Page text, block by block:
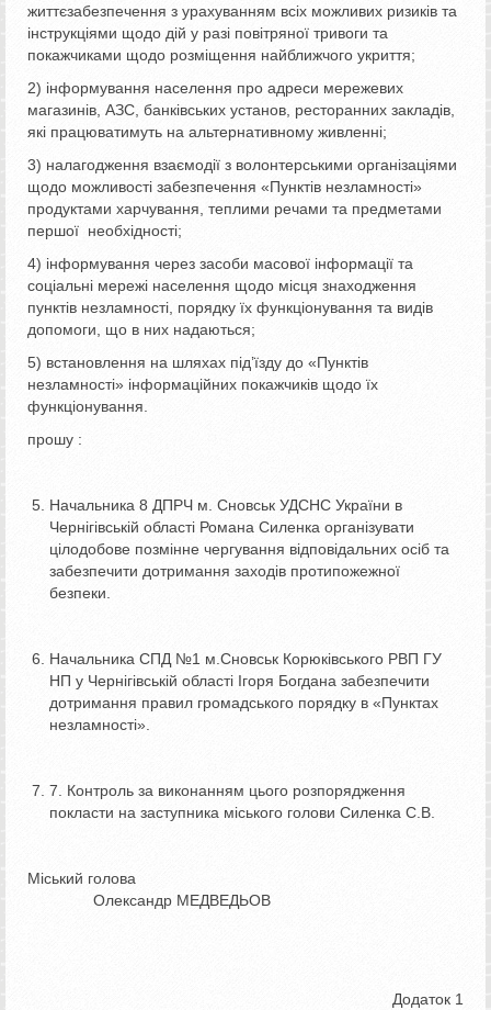
життєзабезпечення з урахуванням всіх можливих ризиків та
інструкціями щодо дій у разі повітряної тривоги та
покажчиками щодо розміщення найближчого укриття;
2) інформування населення про адреси мережевих
магазинів, АЗС, банківських установ, ресторанних закладів,
які працюватимуть на альтернативному живленні;
3) налагодження взаємодії з волонтерськими організаціями
щодо можливості забезпечення «Пунктів незламності»
продуктами харчування, теплими речами та предметами
першої необхідності;
4) інформування через засоби масової інформації та
соціальні мережі населення щодо місця знаходження
пунктів незламності, порядку їх функціонування та видів
допомоги, що в них надаються;
5) встановлення на шляхах під’їзду до «Пунктів
незламності» інформаційних покажчиків щодо їх
функціонування.
прошу :
Начальника 8 ДПРЧ м. Сновськ УДСНС України в
Чернігівській області Романа Силенка організувати
цілодобове позмінне чергування відповідальних осіб та
забезпечити дотримання заходів протипожежної
безпеки.
Начальника СПД №1 м.Сновськ Корюківського РВП ГУ
НП у Чернігівській області Ігоря Богдана забезпечити
дотримання правил громадського порядку в «Пунктах
незламності».
7. Контроль за виконанням цього розпорядження
покласти на заступника міського голови Силенка С.В.
Міський голова
Олександр МЕДВЕДЬОВ
Додаток 1